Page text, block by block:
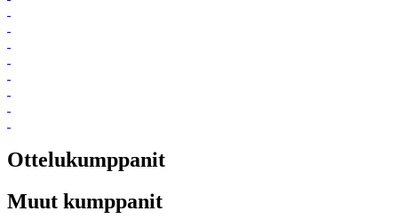
Ottelukumppanit
Muut kumppanit